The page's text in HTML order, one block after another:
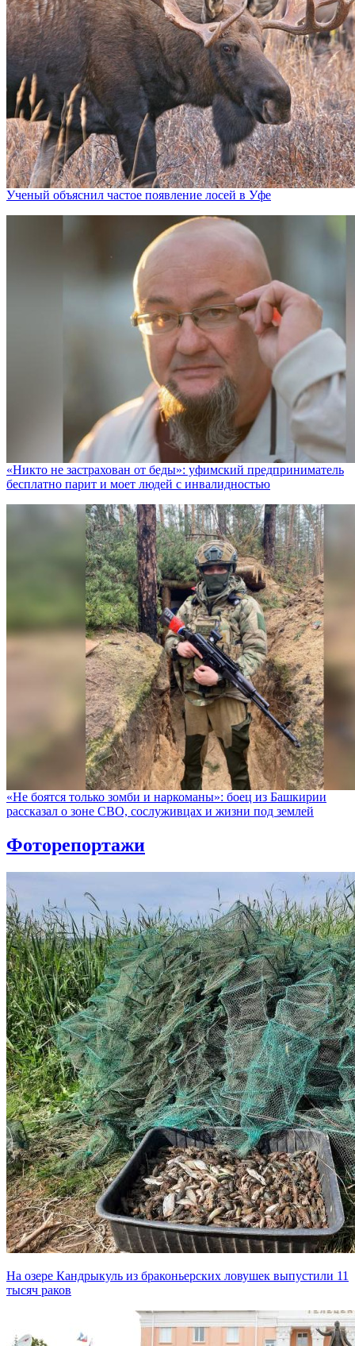
Ученый объяснил частое появление лосей в Уфе
«Никто не заcтрахован от беды»: уфимский предприниматель
бесплатно парит и моет людей с инвалидностью
«Не боятся только зомби и наркоманы»: боец из Башкирии
рассказал о зоне СВО, сослуживцах и жизни под землей
Фоторепортажи
На озере Кандрыкуль из браконьерских ловушек выпустили 11
тысяч раков